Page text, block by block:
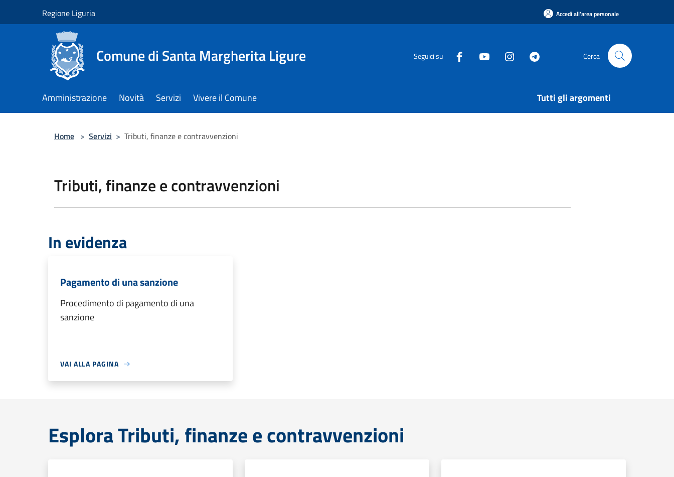
Regione Liguria Accedi all'area personale
Comune di Santa Margherita Ligure Seguici su Cerca
Amministrazione Novità Servizi Vivere il Comune Tutti gli argomenti
Home > Servizi > Tributi, finanze e contravvenzioni
Tributi, finanze e contravvenzioni
In evidenza
Pagamento di una sanzione
Procedimento di pagamento di una
sanzione
VAI ALLA PAGINA
Esplora Tributi, finanze e contravvenzioni